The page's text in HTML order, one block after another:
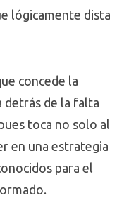
lógicamente dista
concede la
detrás de la falta
toca no solo al
en una estrategia
para el